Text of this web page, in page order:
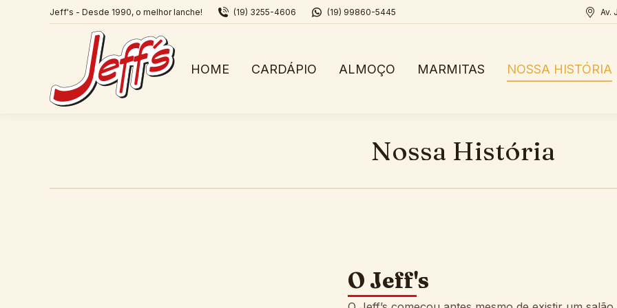
Jeff's - Desde 1990, o melhor lanche! (19) 3255-4606 (19) 99860-5445 Av.
HOME CARDÁPIO ALMOÇO MARMITAS NOSSA HISTÓRIA
Nossa História
O Jeff's